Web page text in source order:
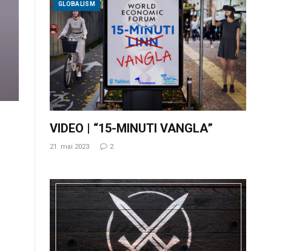
GLOBALISM
VIDEO | “15-MINUTI VANGLA”
21. mai 2023 2